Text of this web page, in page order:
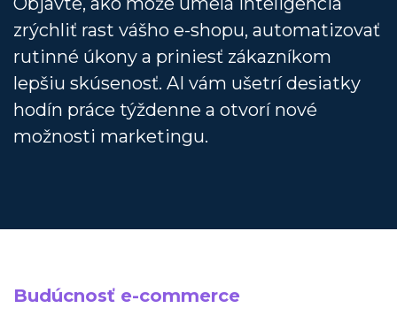
zrýchliť rast vášho e-shopu, automatizovať
rutinné úkony a priniesť zákazníkom
lepšiu skúsenosť. AI vám ušetrí desiatky
hodín práce týždenne a otvorí nové
možnosti marketingu.
Budúcnosť e-commerce